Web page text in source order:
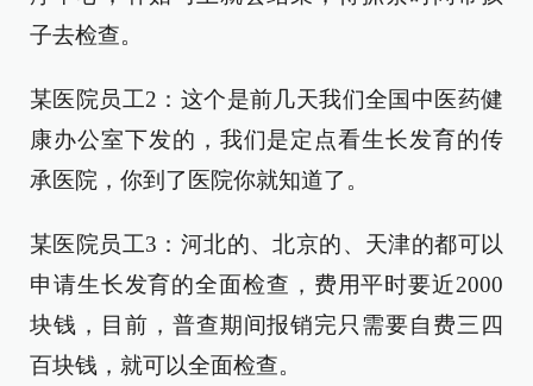
子去检查。
某医院员工2：这个是前几天我们全国中医药健
康办公室下发的，我们是定点看生长发育的传
承医院，你到了医院你就知道了。
某医院员工3：河北的、北京的、天津的都可以
申请生长发育的全面检查，费用平时要近2000
块钱，目前，普查期间报销完只需要自费三四
百块钱，就可以全面检查。